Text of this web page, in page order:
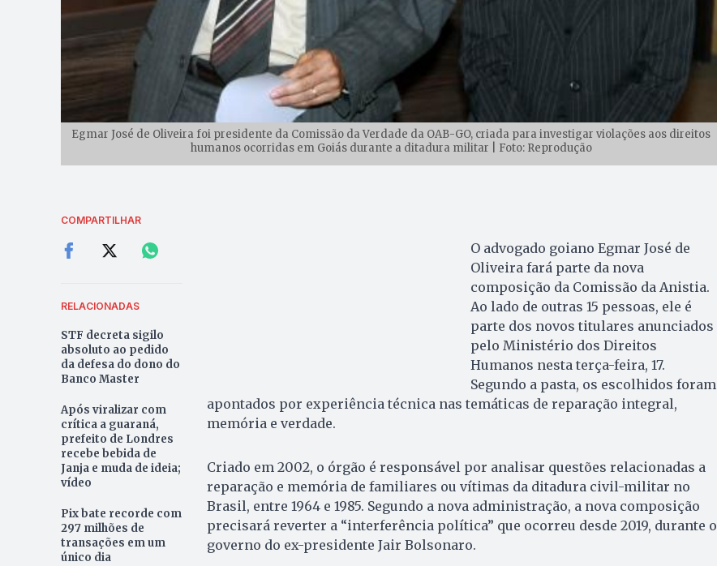
Egmar José de Oliveira foi presidente da Comissão da Verdade da OAB-GO, criada para investigar violações aos direitos
humanos ocorridas em Goiás durante a ditadura militar | Foto: Reprodução
COMPARTILHAR
RELACIONADAS
STF decreta sigilo
absoluto ao pedido
da defesa do dono do
Banco Master
Após viralizar com
crítica a guaraná,
prefeito de Londres
recebe bebida de
Janja e muda de ideia;
vídeo
Pix bate recorde com
297 milhões de
transações em um
único dia
O advogado goiano Egmar José de
Oliveira fará parte da nova
composição da Comissão da Anistia.
Ao lado de outras 15 pessoas, ele é
parte dos novos titulares anunciados
pelo Ministério dos Direitos
Humanos nesta terça-feira, 17.
Segundo a pasta, os escolhidos foram
apontados por experiência técnica nas temáticas de reparação integral,
memória e verdade.
Criado em 2002, o órgão é responsável por analisar questões relacionadas a
reparação e memória de familiares ou vítimas da ditadura civil-militar no
Brasil, entre 1964 e 1985. Segundo a nova administração, a nova composição
precisará reverter a “interferência política” que ocorreu desde 2019, durante o
governo do ex-presidente Jair Bolsonaro.